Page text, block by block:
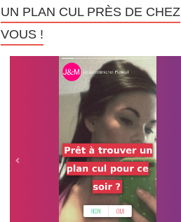
UN PLAN CUL PRÈS DE CHEZ
VOUS !